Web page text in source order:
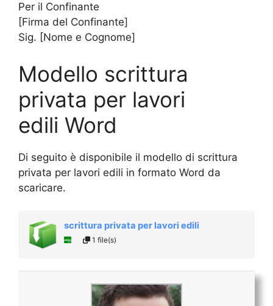
Per il Confinante
[Firma del Confinante]
Sig. [Nome e Cognome]
Modello scrittura
privata per lavori
edili Word
Di seguito è disponibile il modello di scrittura
privata per lavori edili in formato Word da
scaricare.
scrittura privata per lavori edili
1 file(s)